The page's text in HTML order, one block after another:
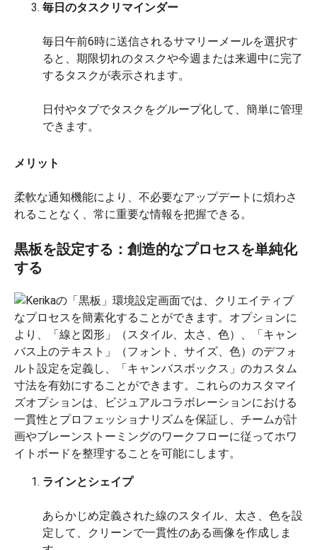
毎日のタスクリマインダー
毎日午前6時に送信されるサマリーメールを選択す
ると、期限切れのタスクや今週または来週中に完了
するタスクが表示されます。
日付やタブでタスクをグループ化して、簡単に管理
できます。
メリット
柔軟な通知機能により、不必要なアップデートに煩わさ
れることなく、常に重要な情報を把握できる。
黒板を設定する：創造的なプロセスを単純化
する
ラインとシェイプ
あらかじめ定義された線のスタイル、太さ、色を設
定して、クリーンで一貫性のある画像を作成しま